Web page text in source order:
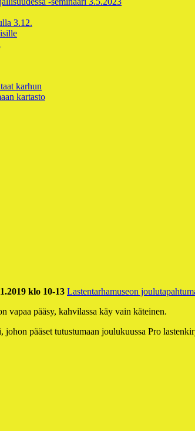
3.12.
karhun
kartasto
klo 10-13 Lastentarhamuseon
vapaa pääsy, kahvilassa käy vain käteinen.
pääset tutustumaan joulukuussa Pro